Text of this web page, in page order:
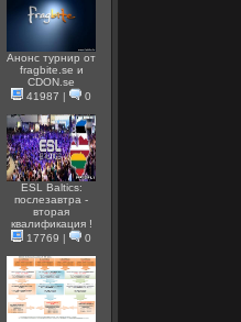
Анонс турнир от
fragbite.se и
СDON.se
41987 | 0
ESL Baltics:
послезавтра -
вторая
квалификация !
17769 | 0